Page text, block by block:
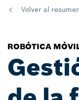
Volver al
ROBÓTICA